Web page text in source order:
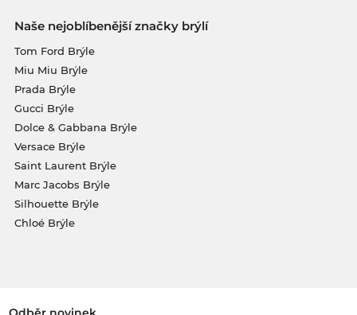
Naše nejoblíbenější značky brýlí
Tom Ford Brýle
Miu Miu Brýle
Prada Brýle
Gucci Brýle
Dolce & Gabbana Brýle
Versace Brýle
Saint Laurent Brýle
Marc Jacobs Brýle
Silhouette Brýle
Chloé Brýle